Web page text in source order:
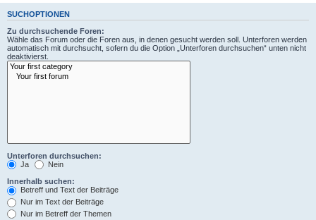
SUCHOPTIONEN
Zu durchsuchende Foren:
Wähle das Forum oder die Foren aus, in denen gesucht werden soll. Unterforen werden
automatisch mit durchsucht, sofern du die Option „Unterforen durchsuchen“ unten nicht
deaktivierst.
Unterforen durchsuchen:
Ja
Nein
Innerhalb suchen:
Betreff und Text der Beiträge
Nur im Text der Beiträge
Nur im Betreff der Themen